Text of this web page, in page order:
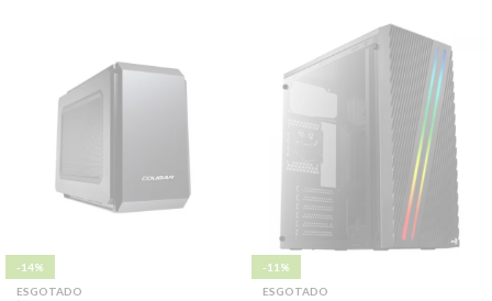
-14%
ESGOTADO
-11%
ESGOTADO